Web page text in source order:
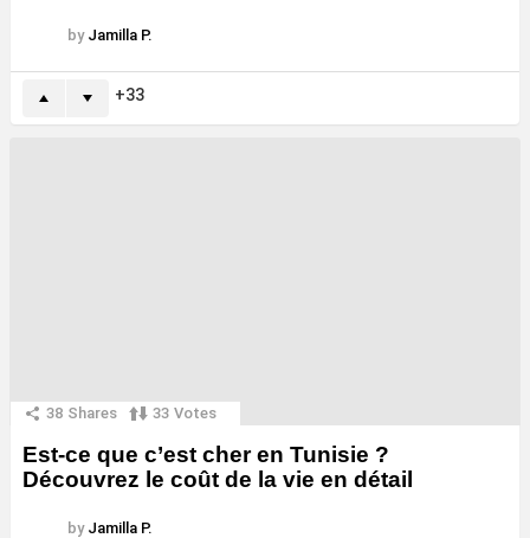
by Jamilla P.
33
38 Shares 33 Votes
Est-ce que c’est cher en Tunisie ?
Découvrez le coût de la vie en détail
by Jamilla P.